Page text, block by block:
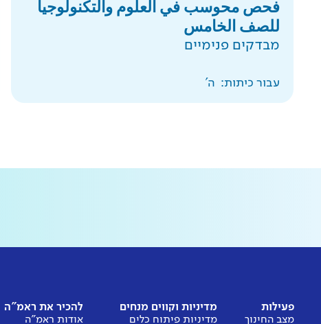
فحص محوسب في العلوم والتكنولوجيا
للصف الخامس
מבדקים פנימיים
עבור כיתות: ה'
פעילות
מצב החינוך
מדיניות וקווים מנחים
מדיניות פיתוח כלים
להכיר את ראמ"ה
אודות ראמ"ה